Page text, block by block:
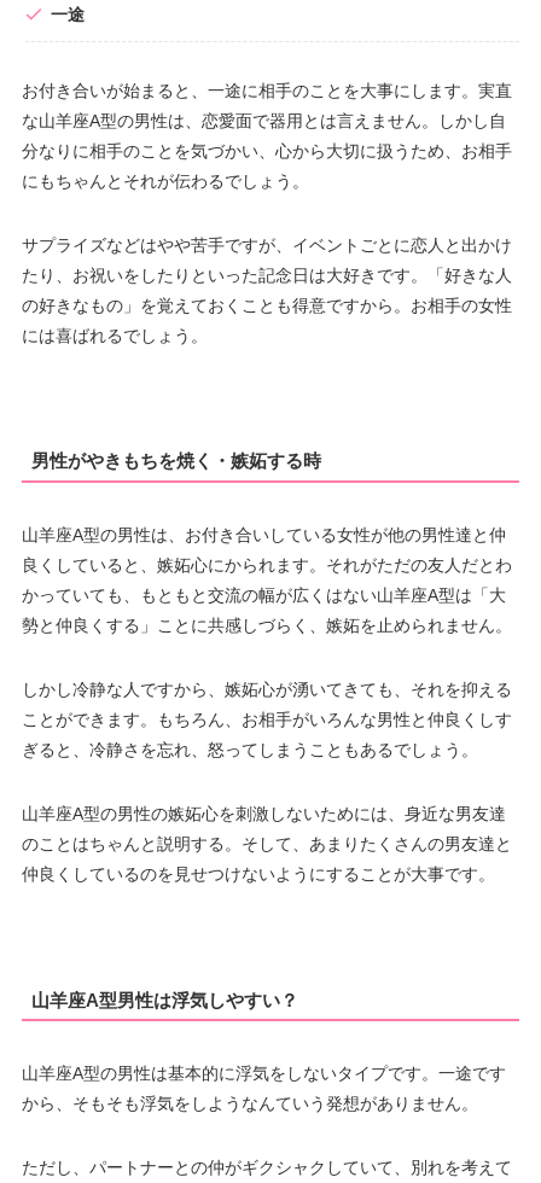
一途
お付き合いが始まると、一途に相手のことを大事にします。実直
な山羊座A型の男性は、恋愛面で器用とは言えません。しかし自
分なりに相手のことを気づかい、心から大切に扱うため、お相手
にもちゃんとそれが伝わるでしょう。
サプライズなどはやや苦手ですが、イベントごとに恋人と出かけ
たり、お祝いをしたりといった記念日は大好きです。「好きな人
の好きなもの」を覚えておくことも得意ですから。お相手の女性
には喜ばれるでしょう。
男性がやきもちを焼く・嫉妬する時
山羊座A型の男性は、お付き合いしている女性が他の男性達と仲
良くしていると、嫉妬心にかられます。それがただの友人だとわ
かっていても、もともと交流の幅が広くはない山羊座A型は「大
勢と仲良くする」ことに共感しづらく、嫉妬を止められません。
しかし冷静な人ですから、嫉妬心が湧いてきても、それを抑える
ことができます。もちろん、お相手がいろんな男性と仲良くしす
ぎると、冷静さを忘れ、怒ってしまうこともあるでしょう。
山羊座A型の男性の嫉妬心を刺激しないためには、身近な男友達
のことはちゃんと説明する。そして、あまりたくさんの男友達と
仲良くしているのを見せつけないようにすることが大事です。
山羊座A型男性は浮気しやすい？
山羊座A型の男性は基本的に浮気をしないタイプです。一途です
から、そもそも浮気をしようなんていう発想がありません。
ただし、パートナーとの仲がギクシャクしていて、別れを考えて